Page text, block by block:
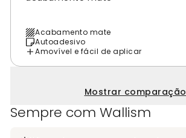
Acabamento mate
Autoadesivo
Amovível e fácil de aplicar
Mostrar comparação
Sempre com Wallism